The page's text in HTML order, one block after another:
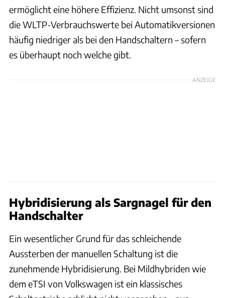
ermöglicht eine höhere Effizienz. Nicht umsonst sind
die WLTP-Verbrauchswerte bei Automatikversionen
häufig niedriger als bei den Handschaltern – sofern
es überhaupt noch welche gibt.
ANZEIGE
Hybridisierung als Sargnagel für den
Handschalter
Ein wesentlicher Grund für das schleichende
Aussterben der manuellen Schaltung ist die
zunehmende Hybridisierung. Bei Mildhybriden wie
dem eTSI von Volkswagen ist ein klassisches